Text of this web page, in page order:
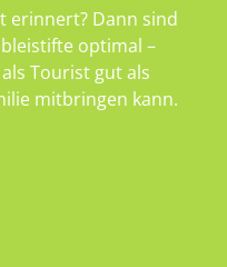
erinnert? Dann sind
optimal –
Tourist gut als
mitbringen kann.